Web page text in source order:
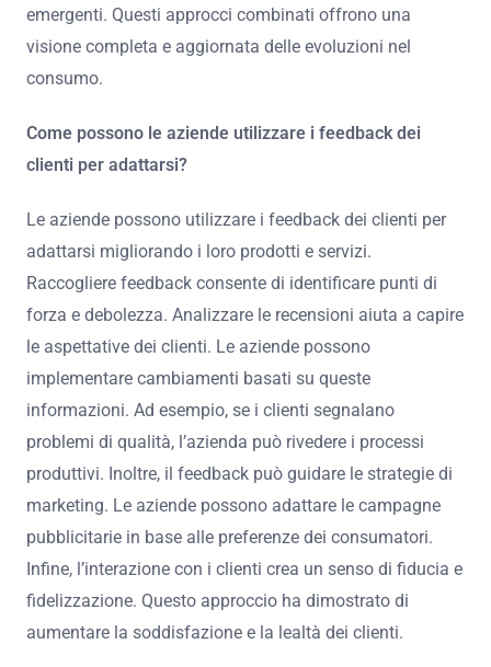
emergenti. Questi approcci combinati offrono una
visione completa e aggiornata delle evoluzioni nel
consumo.
Come possono le aziende utilizzare i feedback dei
clienti per adattarsi?
Le aziende possono utilizzare i feedback dei clienti per
adattarsi migliorando i loro prodotti e servizi.
Raccogliere feedback consente di identificare punti di
forza e debolezza. Analizzare le recensioni aiuta a capire
le aspettative dei clienti. Le aziende possono
implementare cambiamenti basati su queste
informazioni. Ad esempio, se i clienti segnalano
problemi di qualità, l’azienda può rivedere i processi
produttivi. Inoltre, il feedback può guidare le strategie di
marketing. Le aziende possono adattare le campagne
pubblicitarie in base alle preferenze dei consumatori.
Infine, l’interazione con i clienti crea un senso di fiducia e
fidelizzazione. Questo approccio ha dimostrato di
aumentare la soddisfazione e la lealtà dei clienti.